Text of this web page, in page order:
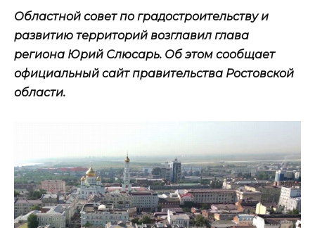
Областной совет по градостроительству и
развитию территорий возглавил глава
региона Юрий Слюсарь. Об этом сообщает
официальный сайт правительства Ростовской
области.